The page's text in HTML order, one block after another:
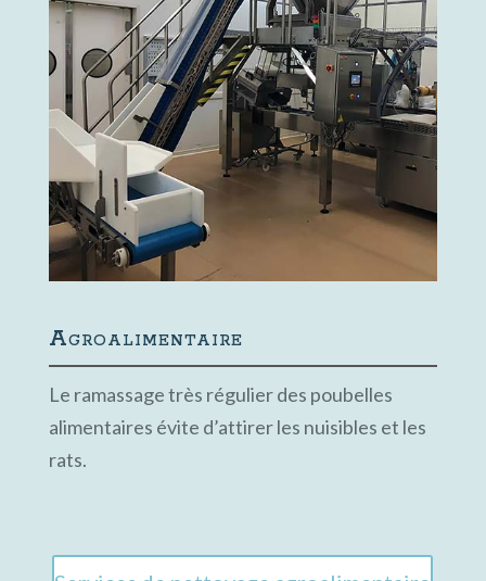
Agroalimentaire
Le ramassage très régulier des poubelles
alimentaires évite d’attirer les nuisibles et les
rats.